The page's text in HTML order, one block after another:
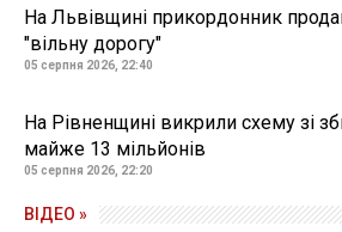
На Львівщині прикордонник
"вільну дорогу"
05 серпня 2026, 22:40
На Рівненщині викрили схему зі
майже 13 мільйонів
05 серпня 2026, 22:20
ВІДЕО »